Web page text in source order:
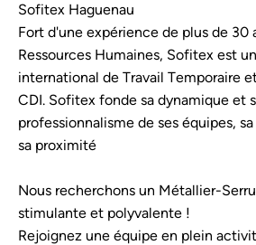
Sofitex Haguenau
Fort d'une expérience de plus de 30
Ressources Humaines, Sofitex est
international de Travail Temporaire
CDI. Sofitex fonde sa dynamique et
professionnalisme de ses équipes,
sa proximité
Nous recherchons un Métallier-
stimulante et polyvalente !
Rejoignez une équipe en plein